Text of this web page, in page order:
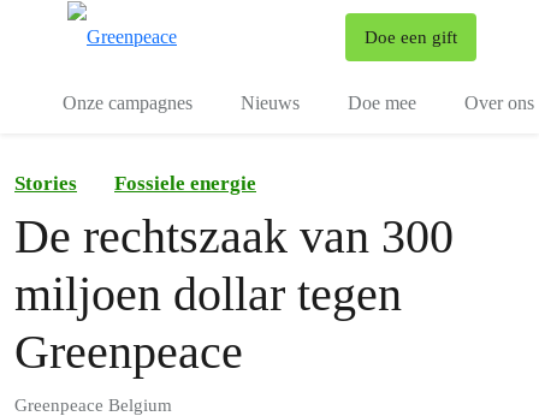
Doe een gift
Onze campagnes Nieuws Doe mee Over ons
Stories Fossiele energie
De rechtszaak van 300
miljoen dollar tegen
Greenpeace
Greenpeace Belgium